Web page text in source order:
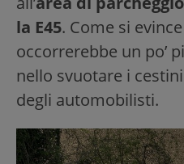
la E45. Come si
occorrerebbe un po’
nello svuotare i
degli automobilisti.